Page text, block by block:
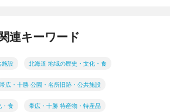
連キーワード
施設 北海道 地域の歴史・文化・食
帯広・十勝 公園・名所旧跡・公共施設
・食 帯広・十勝 特産物・特産品